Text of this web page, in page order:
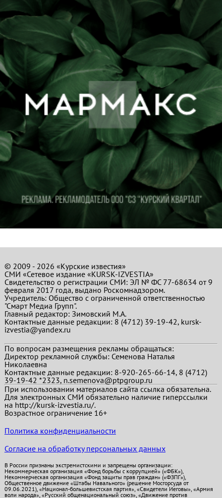
© 2009 - 2026 «Курские известия»
СМИ «Сетевое издание «KURSK-IZVESTIA»
Свидетельство о регистрации СМИ: ЭЛ № ФС 77-68634 от 9
февраля 2017 года, выдано Роскомнадзором.
Учредитель: Общество с ограниченной ответственностью
"Смарт Медиа Групп".
Главный редактор:Зимовский М.А.
Контактные данные редакции: 8 (4712) 39-19-42, kursk-
izvestia@yandex.ru
По вопросам размещения рекламы обращаться:
Директор рекламной службы: Семенова Наталья
Николаевна
Контактные данные редакции: 8-920-265-66-14, 8 (4712)
39-19-42 *2323, n.semenova@ptpgroup.ru
При использовании материалов сайта ссылка обязательна.
Для электронных СМИ обязательно наличие гиперссылки
на http://kursk-izvestia.ru/.
Возрастное ограничение 16+
Политика конфиденциальности
Согласие на обработку персональных данных
В России признаны экстремистскими и запрещены организации:
Некоммерческая организация «Фонд борьбы с коррупцией» («ФБК»),
Некоммерческая организация «Фонд защиты прав граждан» («ФЗПГ»),
Общественное движение «Штабы Навального» (решение Мосгорсуда от
09.06.2021), «Национал-большевистская партия», «Свидетели Иеговы», «Армия
воли народа», «Русский общенациональный союз», «Движение против